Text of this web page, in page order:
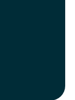
盤ができている
スタートできる
する豊富な知識
えた後の健康管
について、丁寧
らではの特徴
問や悩みがあれ
ト」として考
の生活が不安定
優良ブリーダー
常の環境にスム
ワンちゃんの社